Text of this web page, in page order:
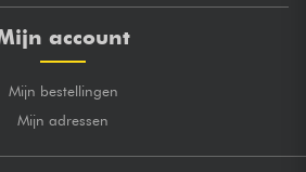
account
Mijn bestellingen
Mijn adressen